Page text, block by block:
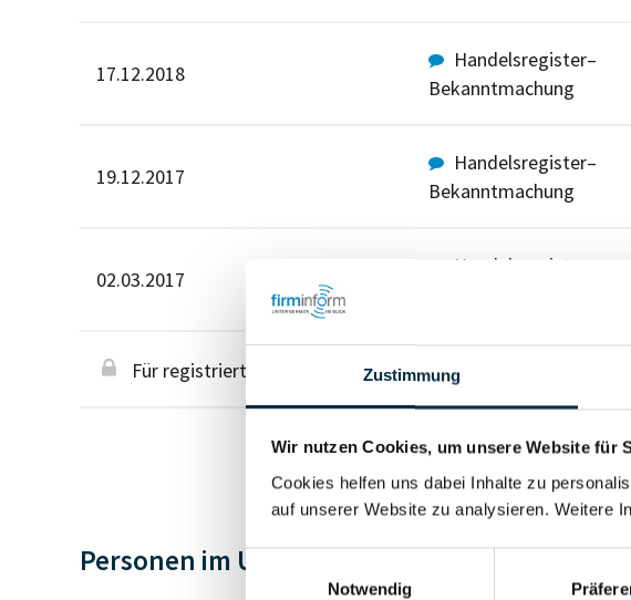
Zustimmung
Wir nutzen Cookies, um unsere Website für
Cookies helfen uns dabei Inhalte zu
auf unserer Website zu analysieren. Weitere
Notwendig
17.12.2018
Handelsregister–
Bekanntmachung
19.12.2017
Handelsregister–
Bekanntmachung
02.03.2017
Handelsregister–
Für registrierte Nutzer
Personen im Unternehmen